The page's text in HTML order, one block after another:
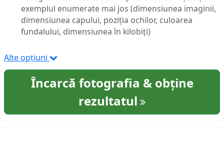
exemplul enumerate mai jos (dimensiunea imaginii,
dimensiunea capului, poziția ochilor, culoarea
fundalului, dimensiunea în kilobiți)
Alte opțiuni
Încarcă fotografia & obține
rezultatul